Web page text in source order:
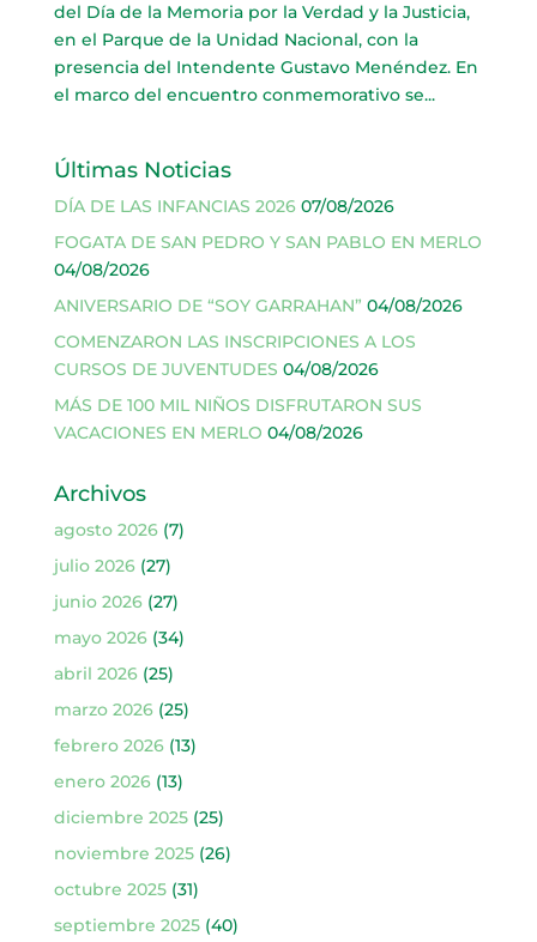
del Día de la Memoria por la Verdad y la Justicia,
en el Parque de la Unidad Nacional, con la
presencia del Intendente Gustavo Menéndez. En
el marco del encuentro conmemorativo se...
Últimas Noticias
DÍA DE LAS INFANCIAS 2026 07/08/2026
FOGATA DE SAN PEDRO Y SAN PABLO EN MERLO
04/08/2026
ANIVERSARIO DE “SOY GARRAHAN” 04/08/2026
COMENZARON LAS INSCRIPCIONES A LOS
CURSOS DE JUVENTUDES 04/08/2026
MÁS DE 100 MIL NIÑOS DISFRUTARON SUS
VACACIONES EN MERLO 04/08/2026
Archivos
agosto 2026(7)
julio 2026(27)
junio 2026(27)
mayo 2026(34)
abril 2026(25)
marzo 2026(25)
febrero 2026(13)
enero 2026(13)
diciembre 2025(25)
noviembre 2025(26)
octubre 2025(31)
septiembre 2025(40)